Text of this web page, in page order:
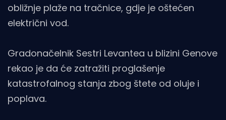
obližnje plaže na tračnice, gdje je oštećen
električni vod.
Gradonačelnik Sestri Levantea u blizini Genove
rekao je da će zatražiti proglašenje
katastrofalnog stanja zbog štete od oluje i
poplava.